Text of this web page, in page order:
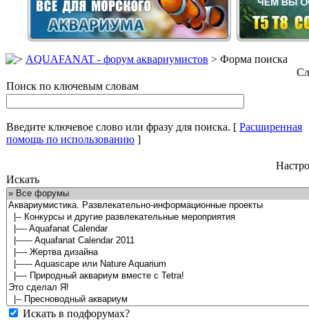
AQUAFANAT - форум аквариумистов > Форма поиска
Поиск по ключевым словам
Введите ключевое слово или фразу для поиска. [ Расширенная
помощь по использованию ]
Искать
Искать в подфорумах?